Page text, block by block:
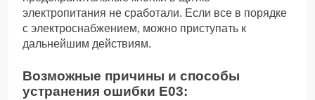
электропитания не сработали. Если все в порядке
с электроснабжением, можно приступать к
дальнейшим действиям.
Возможные причины и способы
устранения ошибки Е03: